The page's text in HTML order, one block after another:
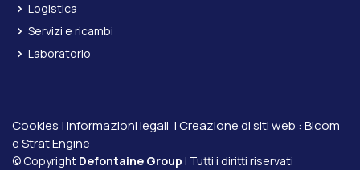
Logistica
Servizi e ricambi
Laboratorio
Cookies |Informazioni legali | Creazione di siti web : Bicom
eStrat Engine
© Copyright Defontaine Group | Tutti i diritti riservati